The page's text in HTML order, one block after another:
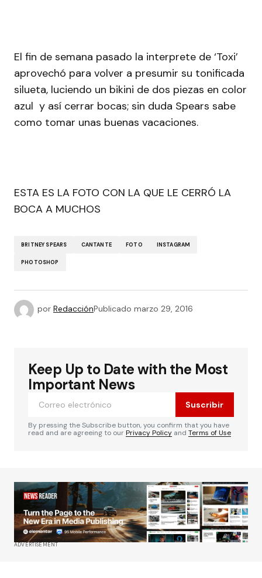
El fin de semana pasado la interprete de ‘Toxi’
aprovechó para volver a presumir su tonificada
silueta, luciendo un bikini de dos piezas en color
azul y así cerrar bocas; sin duda Spears sabe
como tomar unas buenas vacaciones.
ESTA ES LA FOTO CON LA QUE LE CERRÓ LA
BOCA A MUCHOS
BRITNEY SPEARS CANTANTE FOTO INSTAGRAM
PHOTOSHOP
por RedacciónPublicado marzo 29, 2016
Keep Up to Date with the Most
Important News
Suscribir
By pressing the Subscribe button, you confirm that you have
read and are agreeing to ourPrivacy Policy and Terms of Use
ADVERTISEMENT